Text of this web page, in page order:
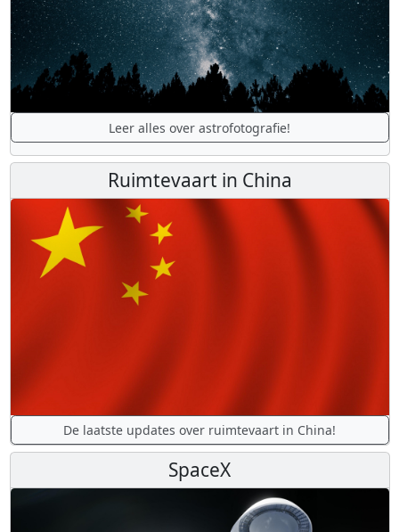
Leer alles over astrofotografie!
Ruimtevaart in China
De laatste updates over ruimtevaart in China!
SpaceX